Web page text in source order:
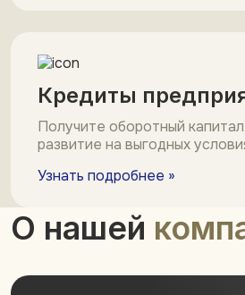
Кредиты
Получите оборотный
развитие на выгодных
Узнать подробнее »
О нашей